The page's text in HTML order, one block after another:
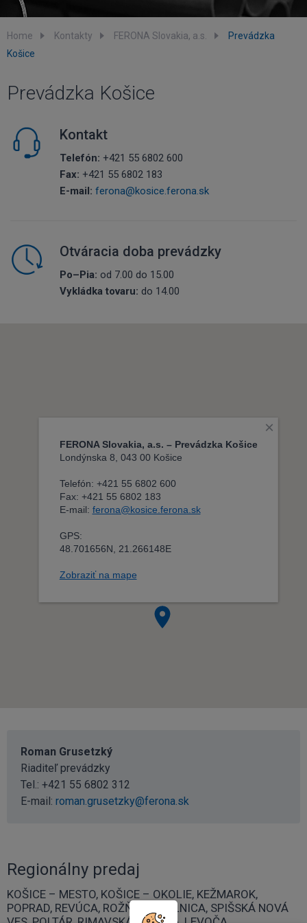
Home Kontakty FERONA Slovakia, a.s.
Prevádzka
Košice
Prevádzka Košice
Kontakt
Telefón: +421 55 6802 600
Fax: +421 55 6802 183
E-mail: ferona@kosice.ferona.sk
Otváracia doba prevádzky
Po–Pia: od 7.00 do 15.00
Vykládka tovaru: do 14.00
Roman Grusetzký
Riaditeľ prevádzky
Tel.: +421 55 6802 312
E-mail: roman.grusetzky@ferona.sk
Regionálny predaj
KOŠICE – MESTO, KOŠICE – OKOLIE, KEŽMAROK,
POPRAD, REVÚCA, ROŽŇAVA, GELNICA, SPIŠSKÁ NOVÁ